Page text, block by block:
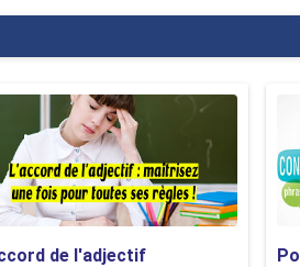
est bon pour notre
devant un groupe du nom,
est semblable. Le mot
de l'adjectif